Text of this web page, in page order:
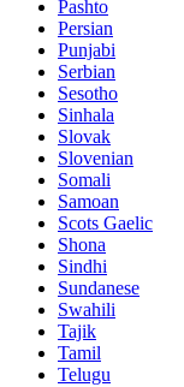
Pashto
Persian
Punjabi
Serbian
Sesotho
Sinhala
Slovak
Slovenian
Somali
Samoan
Scots Gaelic
Shona
Sindhi
Sundanese
Swahili
Tajik
Tamil
Telugu